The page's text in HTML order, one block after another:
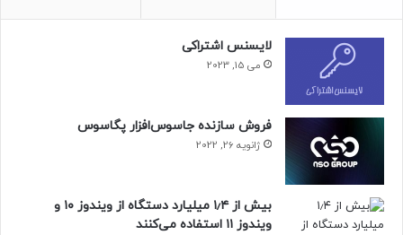
لایسنس اشتراکی
می 15, 2023
فروش سازنده جاسوس‌افزار پگاسوس
ژانویه 26, 2022
بیش از ۱٫۴ میلیارد دستگاه از ویندوز ۱۰ و
ویندوز ۱۱ استفاده می‌کنند